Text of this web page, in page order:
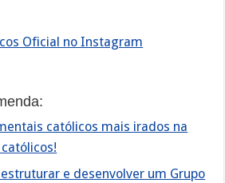
Oficial no Instagram
católicos mais irados na
e desenvolver um Grupo